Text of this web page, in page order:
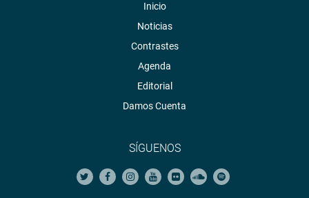
Inicio
Noticias
Contrastes
Agenda
Editorial
Damos Cuenta
SÍGUENOS